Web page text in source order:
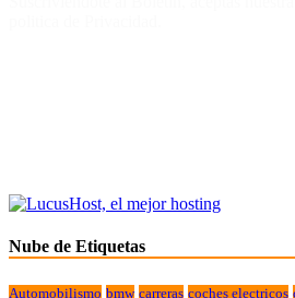
Nube de Etiquetas
Automobilismo bmw carreras coches electricos